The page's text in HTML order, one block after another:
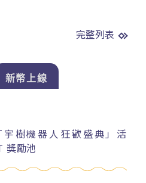
完整列表
新幣上線
宇樹機器人狂歡盛典」活
獎勵池